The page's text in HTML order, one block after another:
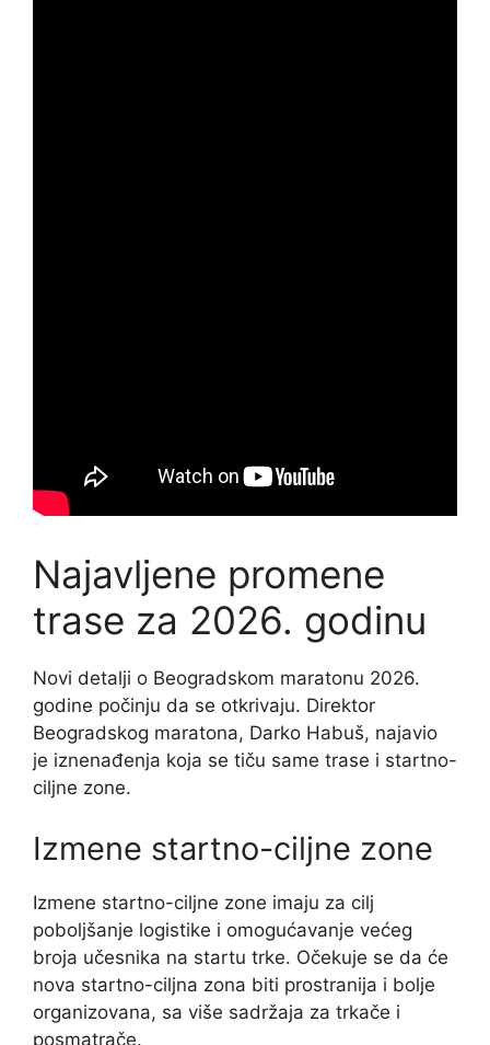
Najavljene promene
trase za 2026. godinu
Novi detalji o Beogradskom maratonu 2026.
godine počinju da se otkrivaju. Direktor
Beogradskog maratona, Darko Habuš, najavio
je iznenađenja koja se tiču same trase i startno-
ciljne zone.
Izmene startno-ciljne zone
Izmene startno-ciljne zone imaju za cilj
poboljšanje logistike i omogućavanje većeg
broja učesnika na startu trke. Očekuje se da će
nova startno-ciljna zona biti prostranija i bolje
organizovana, sa više sadržaja za trkače i
posmatrače.